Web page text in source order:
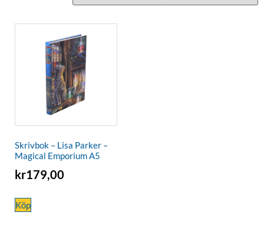
Skrivbok – Lisa Parker –
Magical Emporium A5
kr179,00
Köp